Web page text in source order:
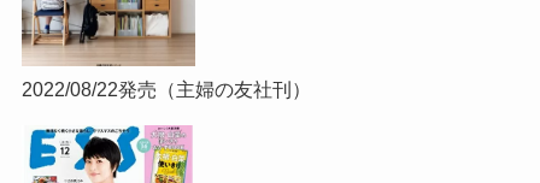
2022/08/22発売（主婦の友社刊）